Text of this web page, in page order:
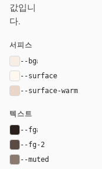
값입니
다.
서피스
--bg#f7eee6
--surface
--surface-warm
텍스트
--fg#2b211c
--fg-2
--muted